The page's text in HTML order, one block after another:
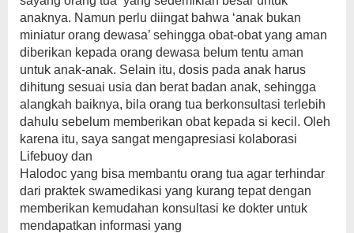
anaknya. Namun perlu diingat bahwa ‘anak bukan
miniatur orang dewasa’ sehingga obat-obat yang aman
diberikan kepada orang dewasa belum tentu aman
untuk anak-anak. Selain itu, dosis pada anak harus
dihitung sesuai usia dan berat badan anak, sehingga
alangkah baiknya, bila orang tua berkonsultasi terlebih
dahulu sebelum memberikan obat kepada si kecil. Oleh
karena itu, saya sangat mengapresiasi kolaborasi
Lifebuoy dan
Halodoc yang bisa membantu orang tua agar terhindar
dari praktek swamedikasi yang kurang tepat dengan
memberikan kemudahan konsultasi ke dokter untuk
mendapatkan informasi yang